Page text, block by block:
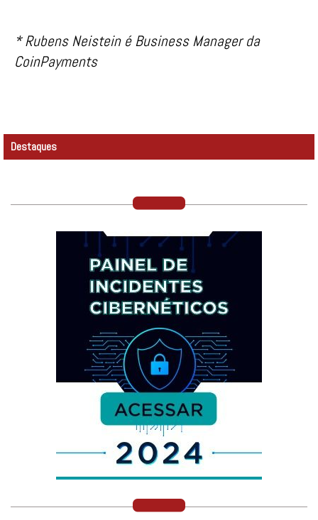
* Rubens Neistein é Business Manager da
CoinPayments
Destaques